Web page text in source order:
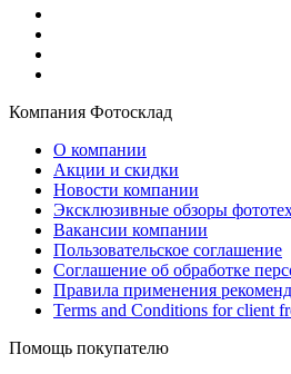
Компания Фотосклад
О компании
Акции и скидки
Новости компании
Эксклюзивные обзоры
Вакансии компании
Пользовательское соглашение
Соглашение об обработке
Правила применения
Terms and Conditions for client
Помощь покупателю